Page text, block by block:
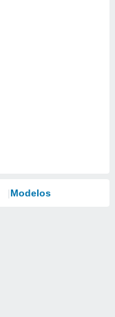
Modelos